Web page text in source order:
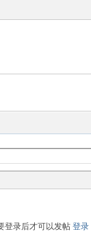
登录后才可以发帖 登录|